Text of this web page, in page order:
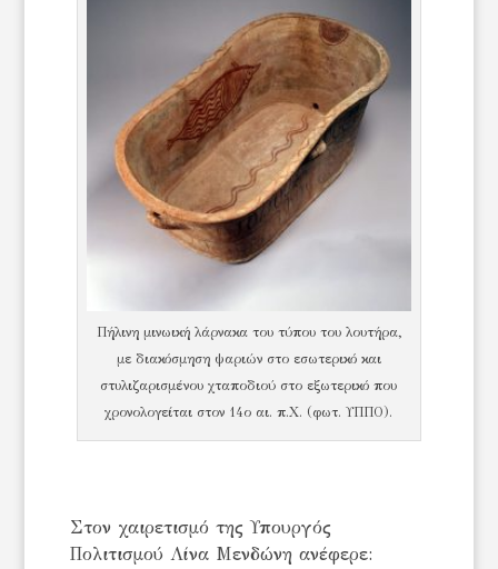
Πήλινη μινωική λάρνακα του τύπου του λουτήρα,
με διακόσμηση ψαριών στο εσωτερικό και
στυλιζαρισμένου χταποδιού στο εξωτερικό που
χρονολογείται στον 14ο αι. π.Χ. (φωτ. ΥΠΠΟ).
Στον χαιρετισμό της Υπουργός
Πολιτισμού Λίνα Μενδώνη ανέφερε: